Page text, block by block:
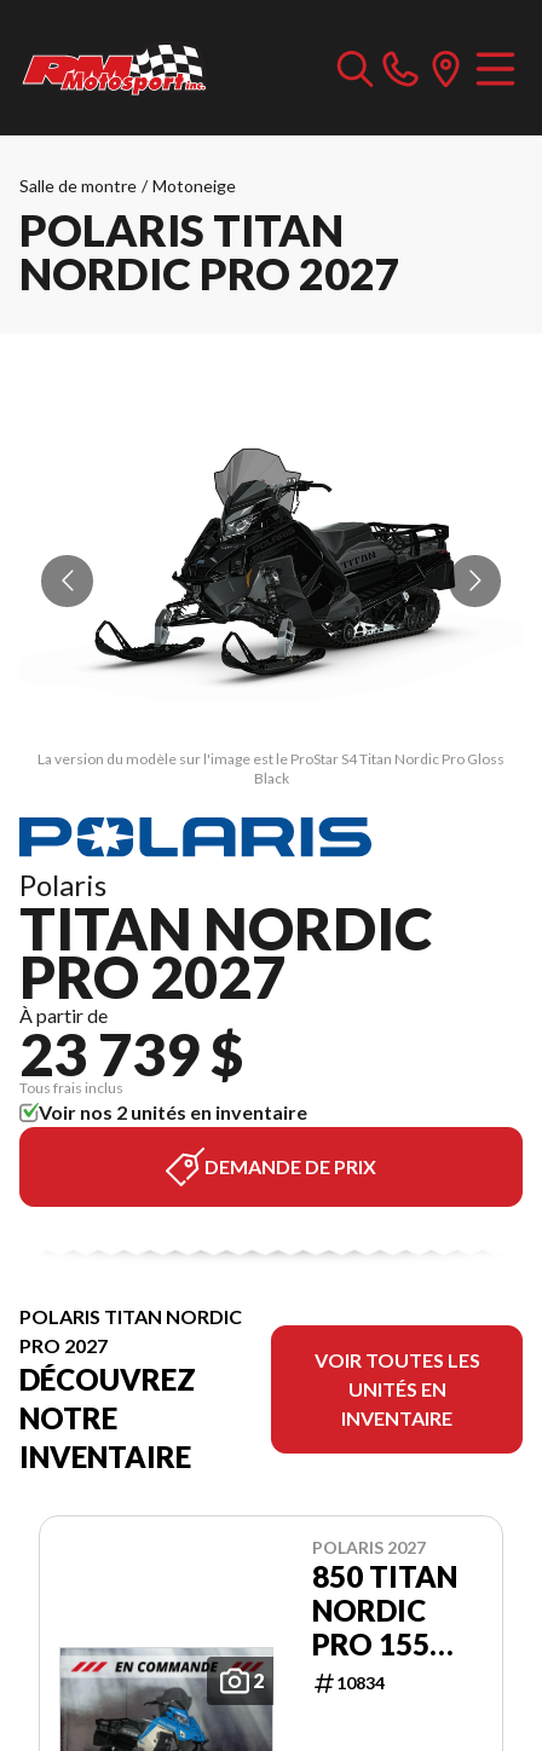
Salle de montre / Motoneige
POLARIS TITAN
NORDIC PRO 2027
La version du modèle sur l'image est le ProStar S4 Titan Nordic Pro Gloss
Black
Polaris
TITAN NORDIC
PRO 2027
À partir de
23 739 $
Tous frais inclus
Voir nos 2 unités en inventaire
DEMANDE DE PRIX
POLARIS TITAN NORDIC
PRO 2027
DÉCOUVREZ
NOTRE
INVENTAIRE
VOIR TOUTES LES
UNITÉS EN
INVENTAIRE
2
POLARIS 2027
850 TITAN
NORDIC
PRO 155
VELOCITY
10834